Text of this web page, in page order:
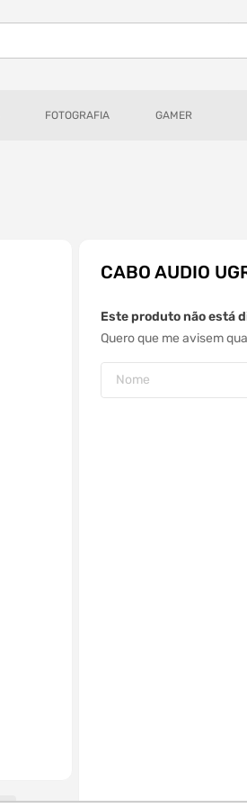
FOTOGRAFIA GAMER
CABO AUDIO
Este produto não está
Quero que me avisem